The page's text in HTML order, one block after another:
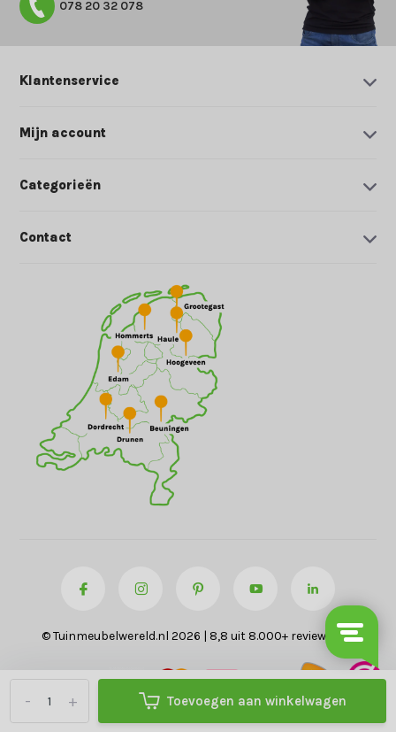
+
- Toevoegen aan winkelwagen
078 20 32 078
Klantenservice
Mijn account
Categorieën
Contact
© Tuinmeubelwereld.nl 2026 | 8,8 uit 8.000+ reviews